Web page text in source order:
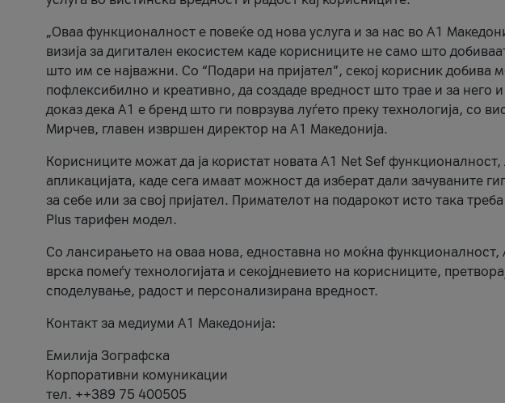
„Оваа функционалност е повеќе од нова услуга и за нас во А1
визија за дигитален екосистем каде корисниците не само што
што им се најважни. Со “Подари на пријател”, секој корисник добива
пофлексибилно и креативно, да создаде вредност што трае и за него
доказ дека А1 е бренд што ги поврзува луѓето преку технологија, со
Мирчев, главен извршен директор на А1 Македонија.
Корисниците можат да ја користат новата А1 Net Sef
апликацијата, каде сега имаат можност да изберат дали зачуваните
за себе или за свој пријател. Примателот на подарокот исто така
Plus тарифен модел.
Со лансирањето на оваа нова, едноставна но моќна функционалност,
врска помеѓу технологијата и секојдневието на корисниците,
споделување, радост и персонализирана вредност.
Контакт за медиуми А1 Македонија:
Емилија Зографска
Корпоративни комуникации
тел. ++389 75 400505